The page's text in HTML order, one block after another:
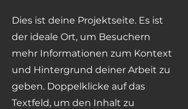
Dies ist deine Projektseite. Es ist
der ideale Ort, um Besuchern
mehr Informationen zum Kontext
und Hintergrund deiner Arbeit zu
geben. Doppelklicke auf das
Textfeld, um den Inhalt zu